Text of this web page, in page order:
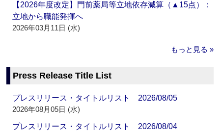
【2026年度改定】門前薬局等立地依存減算（▲15点）：
立地から職能発揮へ
2026年03月11日 (水)
もっと見る »
Press Release Title List
プレスリリース・タイトルリスト 2026/08/05
2026年08月05日 (水)
プレスリリース・タイトルリスト 2026/08/04